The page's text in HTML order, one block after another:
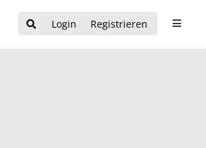
Login Registrieren